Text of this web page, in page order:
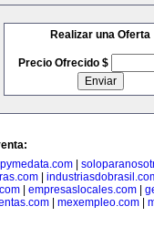
Realizar una Oferta
Precio Ofrecido $
pymedata.com
|
| empresaslocales.com|
mexempleo.com